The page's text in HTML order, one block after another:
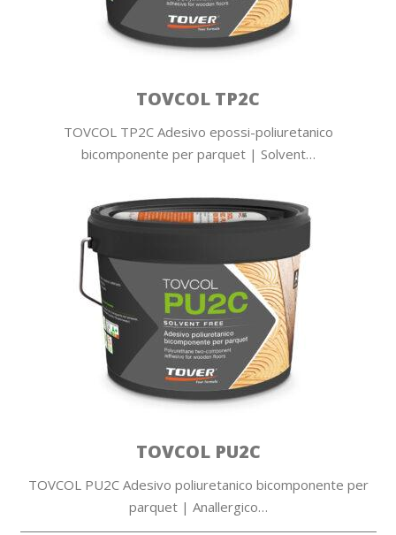
TOVCOL TP2C
TOVCOL TP2C Adesivo epossi-poliuretanico
bicomponente per parquet | Solvent…
TOVCOL PU2C
TOVCOL PU2C Adesivo poliuretanico bicomponente per
parquet | Anallergico…